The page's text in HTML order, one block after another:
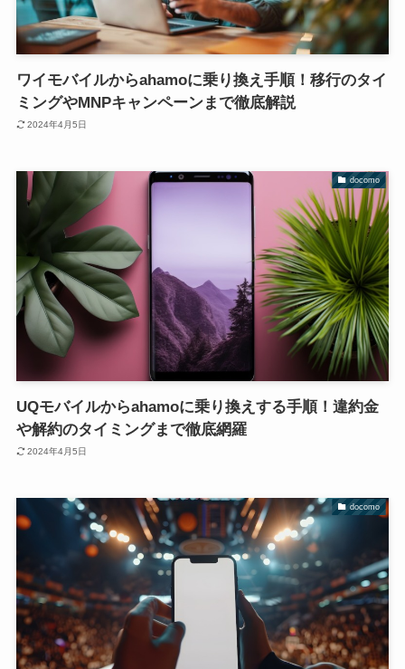
ワイモバイルからahamoに乗り換え手順！移行のタイ
ミングやMNPキャンペーンまで徹底解説
2024年4月5日
docomo
UQモバイルからahamoに乗り換えする手順！違約金
や解約のタイミングまで徹底網羅
2024年4月5日
docomo